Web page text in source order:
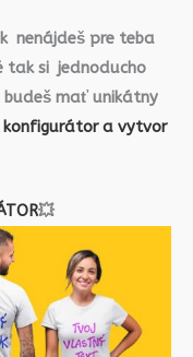
nenájdeš pre teba
tak si jednoducho
mať unikátny
konfigurátor a vytvor
💥